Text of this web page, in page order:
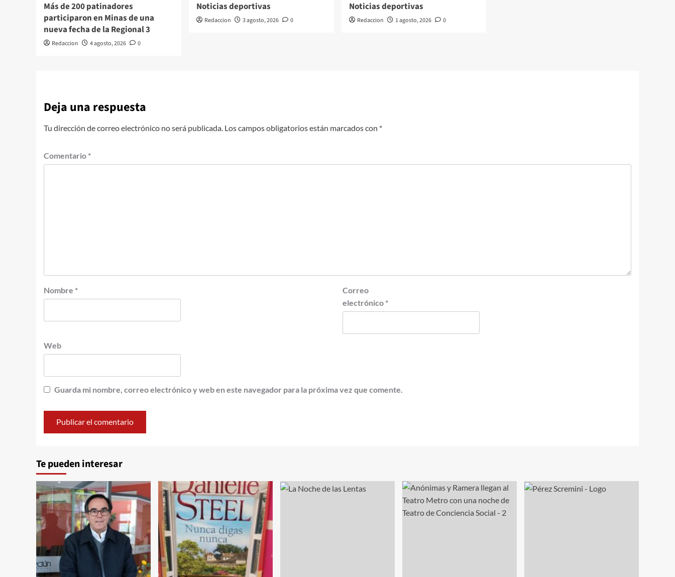
Más de 200 patinadores
participaron en Minas de una
nueva fecha de la Regional 3
Redaccion 4 agosto, 2026 0
Noticias deportivas
Redaccion 3 agosto, 2026 0
Noticias deportivas
Redaccion 1 agosto, 2026 0
Deja una respuesta
Tu dirección de correo electrónico no será publicada. Los campos obligatorios están marcados con *
Comentario *
Nombre *
Correo
electrónico *
Web
Guarda mi nombre, correo electrónico y web en este navegador para la próxima vez que comente.
Te pueden interesar